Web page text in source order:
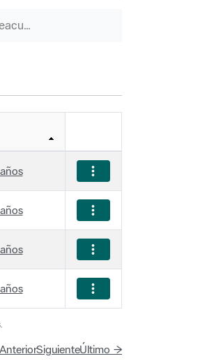
P&aacute;ginas hu&eacute;rfanas
SiguienteÚltimo →